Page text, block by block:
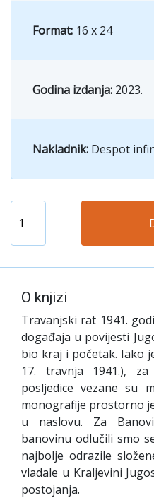
Format: 16 x 24
Godina izdanja: 2023.
Nakladnik: Despot
O knjizi
Travanjski rat 1941.
događaja u povijesti
bio kraj i početak. Iako
17. travnja 1941.),
posljedice vezane su
monografije prostorno
u naslovu. Za
banovinu odlučili smo
najbolje odrazile
vladale u Kraljevini
postojanja.